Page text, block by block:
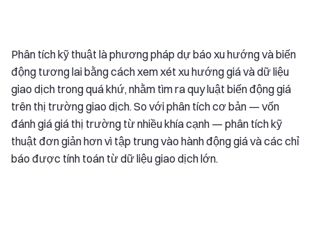
Phân tích kỹ thuật là phương pháp dự báo xu hướng và biến
động tương lai bằng cách xem xét xu hướng giá và dữ liệu
giao dịch trong quá khứ, nhằm tìm ra quy luật biến động giá
trên thị trường giao dịch. So với phân tích cơ bản — vốn
đánh giá giá thị trường từ nhiều khía cạnh — phân tích kỹ
thuật đơn giản hơn vì tập trung vào hành động giá và các chỉ
báo được tính toán từ dữ liệu giao dịch lớn.